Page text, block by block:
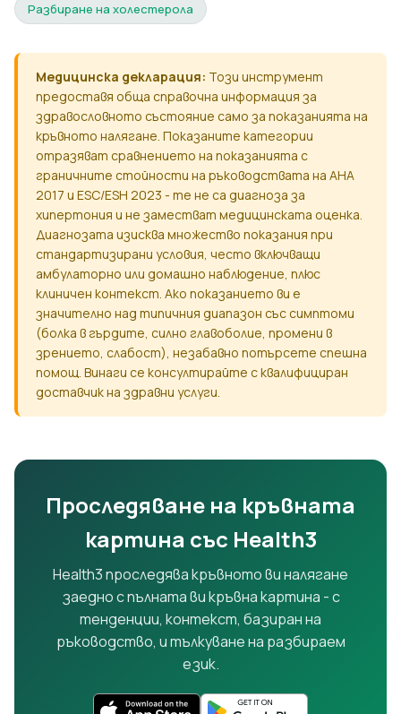
Разбиране на холестерола
Медицинска декларация: Този инструмент
предоставя обща справочна информация за
здравословното състояние само за показанията на
кръвното налягане. Показаните категории
отразяват сравнението на показанията с
граничните стойности на ръководствата на AHA
2017 и ESC/ESH 2023 - те не са диагноза за
хипертония и не заместват медицинската оценка.
Диагнозата изисква множество показания при
стандартизирани условия, често включващи
амбулаторно или домашно наблюдение, плюс
клиничен контекст. Ако показанието ви е
значително над типичния диапазон със симптоми
(болка в гърдите, силно главоболие, промени в
зрението, слабост), незабавно потърсете спешна
помощ. Винаги се консултирайте с квалифициран
доставчик на здравни услуги.
Проследяване на кръвната
картина със Health3
Health3 проследява кръвното ви налягане
заедно с пълната ви кръвна картина - с
тенденции, контекст, базиран на
ръководство, и тълкуване на разбираем
език.